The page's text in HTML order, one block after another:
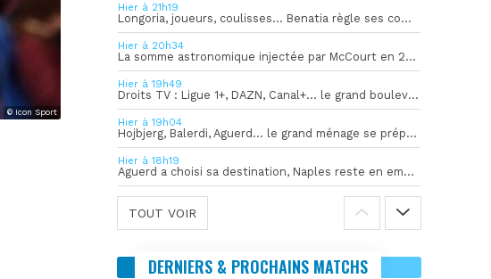
© Icon Sport
Hier à 21h19
Longoria, joueurs, coulisses… Benatia règle ses comptes !
Hier à 20h34
La somme astronomique injectée par McCourt en 2026 pour soutenir l’OM
Hier à 19h49
Droits TV : Ligue 1+, DAZN, Canal+… le grand bouleversement
Hier à 19h04
Hojbjerg, Balerdi, Aguerd… le grand ménage se prépare
Hier à 18h19
Aguerd a choisi sa destination, Naples reste en embuscade
TOUT VOIR
DERNIERS & PROCHAINS MATCHS